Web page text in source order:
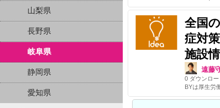
山梨県
長野県
岐阜県
静岡県
愛知県
全国
症対
施設
遠藤
0 ダウンロ
BYは厚生労